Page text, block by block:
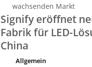
wachsenden Markt
Signify eröffnet
Fabrik für LED-
China
Allgemein